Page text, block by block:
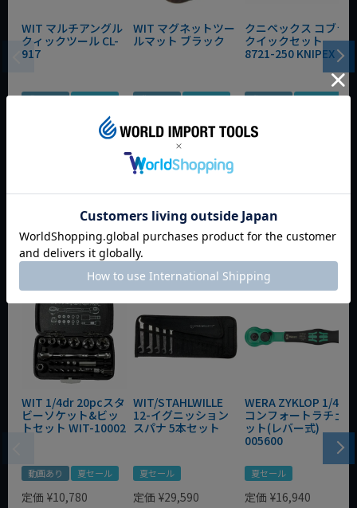
WIT マルチアングル
クィックツール CL-
917
動画あり 夏セール
WIT マグネットツー
ルマット ブラック
動画あり 夏セール
定価 ¥ 0
¥ 3,465 税込
クニペックス コブラ
クイックセット
8721-250 KNIPEX
動画あり 夏セール
定価
¥6,545
今週のおすすめアイテム
WIT 1/4dr 20pcスタ
ビーソケット&ビッ
トセット WIT-10002
動画あり 夏セール
定価 ¥10,780
WIT/STAHLWILLE
12-イグニッション
スパナ 5本セット
夏セール
定価 ¥29,590
WERA ZYKLOP 1/4"
コンフォートラチェ
ット(レバー式)
005600
夏セール
定価 ¥16,940